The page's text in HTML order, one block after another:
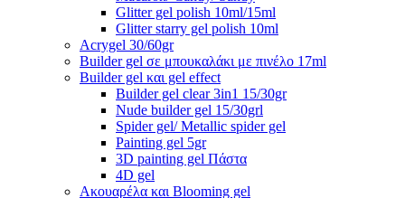
Glitter gel polish 10ml/15ml
Glitter starry gel polish 10ml
Acrygel 30/60gr
Builder gel σε μπουκαλάκι με πινέλο 17ml
Builder gel και gel effect
Builder gel clear 3in1 15/30gr
Nude builder gel 15/30grl
Spider gel/ Metallic spider gel
Painting gel 5gr
3D painting gel Πάστα
4D gel
Ακουαρέλα και Blooming gel